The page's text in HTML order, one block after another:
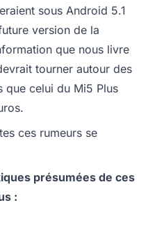
sous Android 5.1
version de la
que nous livre
tourner autour des
que celui du Mi5 Plus
ces rumeurs se
présumées de ces
: